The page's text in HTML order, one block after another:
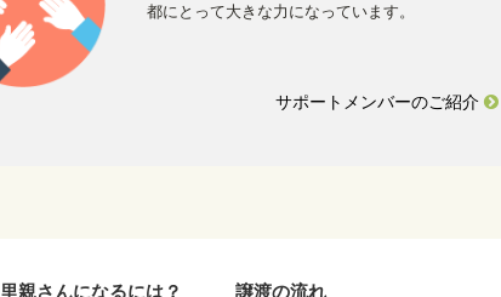
都にとって大きな力になっています。
サポートメンバーのご紹介
里親さんになるには？ 譲渡の流れ